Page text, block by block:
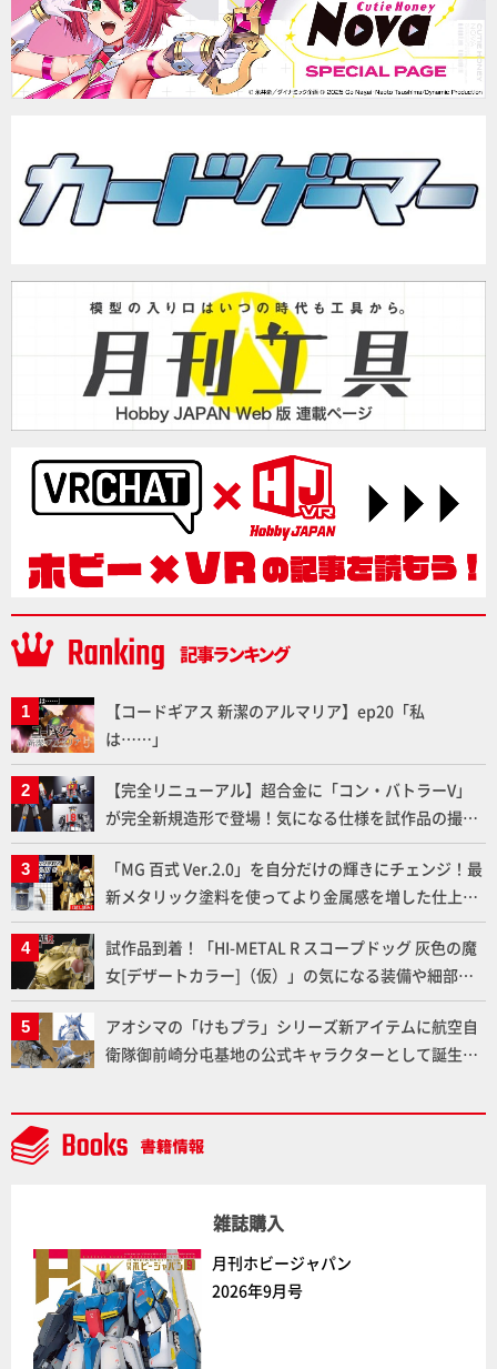
【コードギアス 新潔のアルマリア】ep20「私
は……」
【完全リニューアル】超合金に「コン・バトラーV」
が完全新規造形で登場！気になる仕様を試作品の撮り
下ろしでご紹介!!さらに「大鉄人17」＆「ワンエイ
ト」セット情報もお届け！【超合金の魂】
「MG 百式 Ver.2.0」を自分だけの輝きにチェンジ！最
新メタリック塗料を使ってより金属感を増した仕上が
りに!!【試し読み】
試作品到着！「HI-METAL R スコープドッグ 灰色の魔
女[デザートカラー]（仮）」の気になる装備や細部な
ど商品仕様を撮り下ろしでお届け!! 【装甲騎兵ボトム
ズ】
アオシマの「けもプラ」シリーズ新アイテムに航空自
衛隊御前崎分屯基地の公式キャラクターとして誕生し
通常版の2ラインで発売！
雑誌購入
月刊ホビージャパン
2026年9月号